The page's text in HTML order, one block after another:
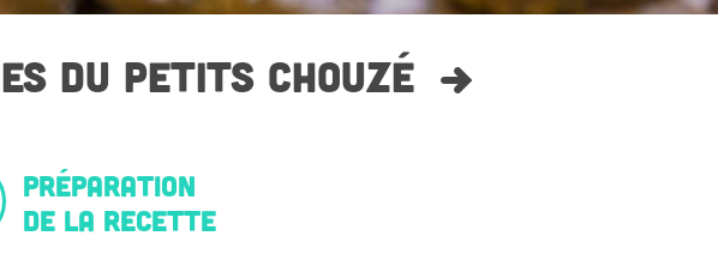
DU PETITS CHOUZÉ
Préparation
de la recette